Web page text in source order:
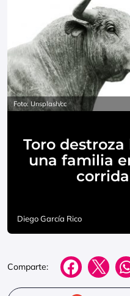
Foto: Unsplash/cc
Toro
una familia
Diego García Rico
Comparte: